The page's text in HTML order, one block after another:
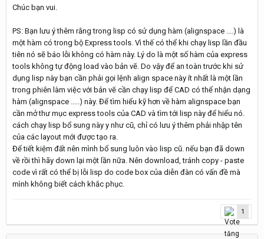
Chúc bạn vui.
PS: Bạn lưu ý thêm rằng trong lisp có sử dụng hàm (alignspace ....) là
một hàm có trong bộ Express tools. Vì thế có thể khi chạy lisp lần đầu
tiên nó sẽ báo lỗi không có hàm này. Lý do là một số hàm của express
tools không tự động load vào bản vẽ. Do vậy để an toàn trước khi sử
dụng lisp này bạn cần phải gọi lệnh align space này ít nhất là một lần
trong phiên làm việc với bản vẽ cần chạy lisp để CAD có thể nhận dạng
hàm (alignspace .....) này. Để tìm hiểu kỹ hơn về hàm alignspace bạn
cần mở thư mục express tools của CAD và tìm tới lisp này để hiểu nó.
cách chạy lisp bổ sung này y như cũ, chỉ có lưu ý thêm phải nhập tên
của các layout mới được tạo ra.
Để tiết kiệm đất nên mình bổ sung luôn vào lisp cũ. nếu bạn đã down
về rồi thì hãy down lại một lần nữa. Nên download, tránh copy - paste
code vì rất có thể bị lỗi lisp do code box của diễn đàn có vấn đề mà
mình không biết cách khắc phục.
1